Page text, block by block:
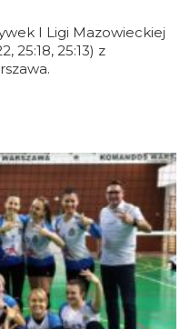
I Ligi Mazowieckiej
25:18, 25:13) z